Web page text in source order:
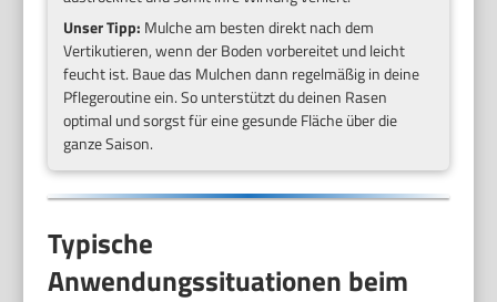
Unser Tipp: Mulche am besten direkt nach dem
Vertikutieren, wenn der Boden vorbereitet und leicht
feucht ist. Baue das Mulchen dann regelmäßig in deine
Pflegeroutine ein. So unterstützt du deinen Rasen
optimal und sorgst für eine gesunde Fläche über die
ganze Saison.
Typische
Anwendungssituationen beim